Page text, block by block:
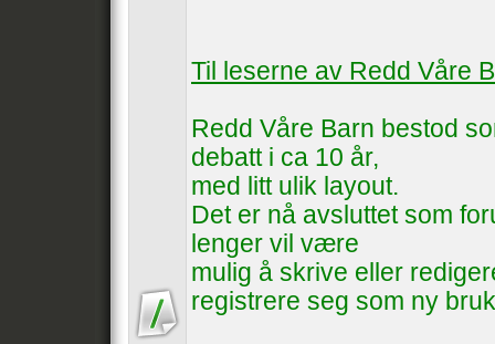
Til leserne av Redd Våre
Redd Våre Barn bestod
debatt i ca 10 år,
med litt ulik layout.
Det er nå avsluttet som
lenger vil være
mulig å skrive eller
registrere seg som ny